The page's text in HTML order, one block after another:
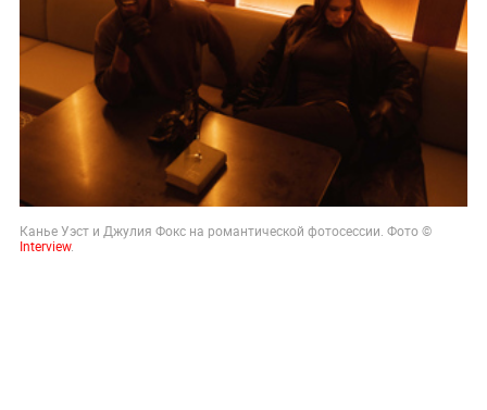
Канье Уэст и Джулия Фокс на романтической фотосессии. Фото ©
Interview.